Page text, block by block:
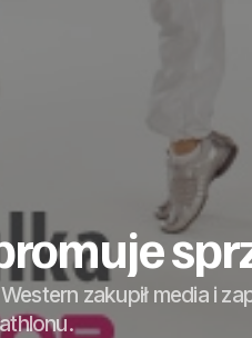
zakupił media i